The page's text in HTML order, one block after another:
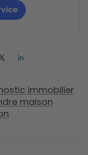
immobilier
maison